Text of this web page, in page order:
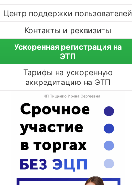
Центр поддержки пользователей
Контакты и реквизиты
Ускоренная регистрация на
ЭТП
Тарифы на ускоренную
аккредитацию на ЭТП